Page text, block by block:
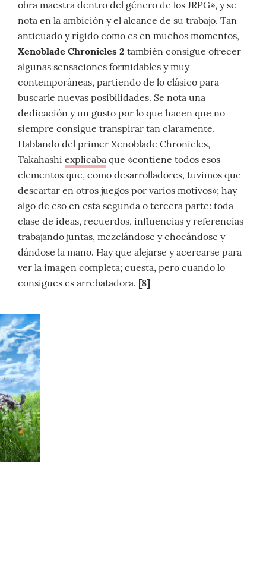
obra maestra dentro del género de los JRPG», y se
nota en la ambición y el alcance de su trabajo. Tan
anticuado y rígido como es en muchos momentos,
Xenoblade Chronicles 2 también consigue ofrecer
algunas sensaciones formidables y muy
contemporáneas, partiendo de lo clásico para
buscarle nuevas posibilidades. Se nota una
dedicación y un gusto por lo que hacen que no
siempre consigue transpirar tan claramente.
Hablando del primer Xenoblade Chronicles,
Takahashi explicaba que «contiene todos esos
elementos que, como desarrolladores, tuvimos que
descartar en otros juegos por varios motivos»; hay
algo de eso en esta segunda o tercera parte: toda
clase de ideas, recuerdos, influencias y referencias
trabajando juntas, mezclándose y chocándose y
dándose la mano. Hay que alejarse y acercarse para
ver la imagen completa; cuesta, pero cuando lo
consigues es arrebatadora. [8]